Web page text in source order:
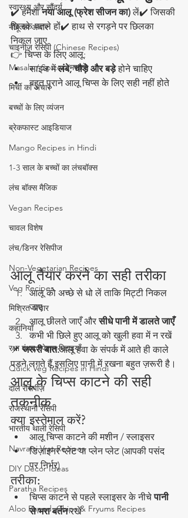
स्वास्थ्य और सौंदर्य
नींबू का अचार
चाइनीज़ रेसिपी (Chinese Recipes)
Masala / Spices (मसाले)
मिर्ची का अचार
बच्चों के लिए व्यंजन
ब्रेकफास्ट आइडियाज
Mango Recipes in Hindi
1-3 साल के बच्चों का लंचबॉक्स
लंच बॉक्स मैजिक
Vegan Recipes
चावल विशेष
लंच/डिनर रेसिपीज
Non-Vegetarian Recipes
Veg Recipes
मिश्रित अचार
कहानियाँ
रक्षा बंधन स्पेशल मिठाइयाँ
Quick Veg Recipes in Hindi
दाल रेसिपीज़
राजस्थानी रेसिपी
भारतीय थाली रेसिपी
Navratri Vrat Recipes
DIY Decor Ideas
Paratha Recipes
Aloo Papad, Chips & Fryums Recipes
✔️ हमेशा नया आलू (फ्रेश सीजन का) लें✔️ जिसकी
छिलके पतले हों✔️ हाथ से रगड़ने पर छिलका
निकल जाए
👉 चिप्स के लिए आलू:
साइज में लंबे, चौड़े और बड़े होने चाहिए
बहुत पुराने आलू चिप्स के लिए सही नहीं होते
आलू तैयार करने का सही तरीका
आलू को अच्छे से धो लें ताकि मिट्टी निकल
जाए
आलू छीलते जाएँ और सीधे पानी में डालते जाएँ
कभी भी छिले हुए आलू को खुली हवा में न रखें
📌 जरूरी बात:आलू हवा के संपर्क में आते ही काले
पड़ने लगते हैं,इसलिए पानी में रखना बहुत ज़रूरी है।
आलू के चिप्स काटने की सही
तकनीक
क्या इस्तेमाल करें?
आलू चिप्स काटने की मशीन / स्लाइसर
डिज़ाइनर प्लेट या प्लेन प्लेट (आपकी पसंद
पर निर्भर)
तरीका:
चिप्स काटने से पहले स्लाइसर के नीचे पानी
से भरा बर्तन रखें